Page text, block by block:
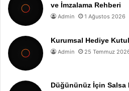
ve İmzalama Rehberi
Admin 1 Ağustos 2026
Kurumsal Hediye
Admin 25 Temmuz
Düğününüz İçin Salsa